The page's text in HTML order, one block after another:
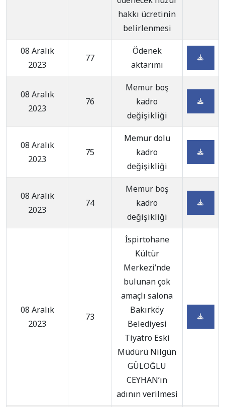
hakkı ücretinin
belirlenmesi
08 Aralık
2023
77
Ödenek
aktarımı
08 Aralık
2023
76
Memur boş
kadro
değişikliği
08 Aralık
2023
75
Memur dolu
kadro
değişikliği
08 Aralık
2023
74
Memur boş
kadro
değişikliği
08 Aralık
2023
73
İspirtohane
Kültür
Merkezi’nde
bulunan çok
amaçlı salona
Bakırköy
Belediyesi
Tiyatro Eski
Müdürü Nilgün
GÜLOĞLU
CEYHAN’ın
adının verilmesi